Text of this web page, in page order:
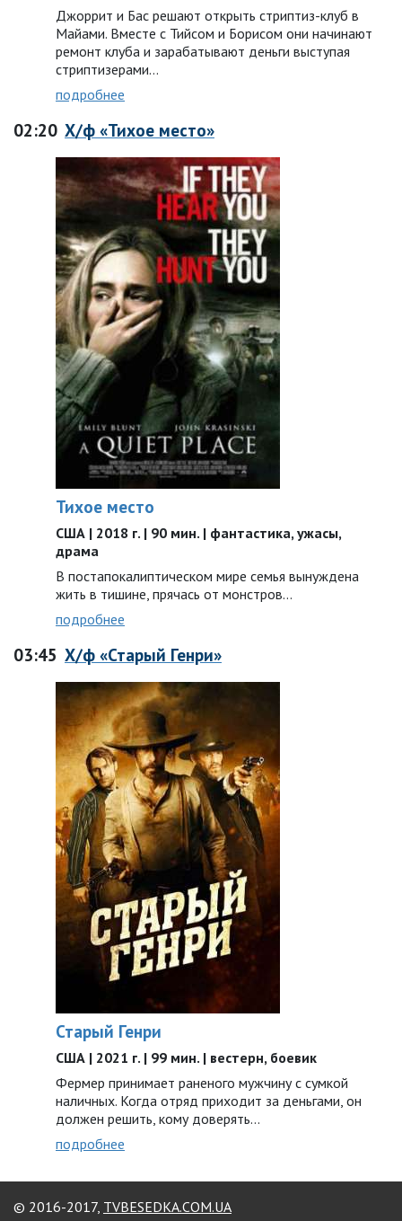
Джоррит и Бас решают открыть стриптиз-клуб в
Майами. Вместе с Тийсом и Борисом они начинают
ремонт клуба и зарабатывают деньги выступая
стриптизерами…
подробнее
02:20 Х/ф «Тихое место»
Тихое место
США | 2018 г. | 90 мин. | фантастика, ужасы,
драма
В постапокалиптическом мире семья вынуждена
жить в тишине, прячась от монстров…
подробнее
03:45 Х/ф «Старый Генри»
Старый Генри
США | 2021 г. | 99 мин. | вестерн, боевик
Фермер принимает раненого мужчину с сумкой
наличных. Когда отряд приходит за деньгами, он
должен решить, кому доверять…
подробнее
© 2016-2017, TVBESEDKA.COM.UA